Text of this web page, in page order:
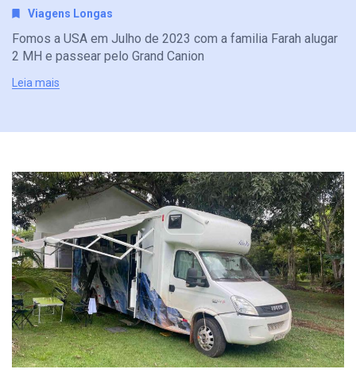
Viagens Longas
Fomos a USA em Julho de 2023 com a familia Farah alugar
2 MH e passear pelo Grand Canion
Leia mais